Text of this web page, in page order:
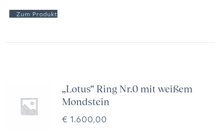
„Lotus“ Ring Nr.0 mit weißem
Mondstein
€ 1.600,00